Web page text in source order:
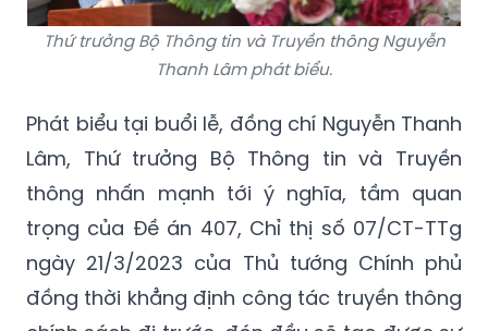
Thanh Lâm phát biểu.
Phát biểu tại buổi lễ, đồng chí Nguyễn Thanh
thông nhấn mạnh tới ý nghĩa, tầm quan
trọng của Đề án 407, Chỉ thị số 07/CT-TTg
ngày 21/3/2023 của Thủ tướng Chính phủ
đồng thời khẳng định công tác truyền thông
chính sách đi trước, đón đầu sẽ tạo được sự
đồng thuận trong xã hội và nhân dân. Với vai